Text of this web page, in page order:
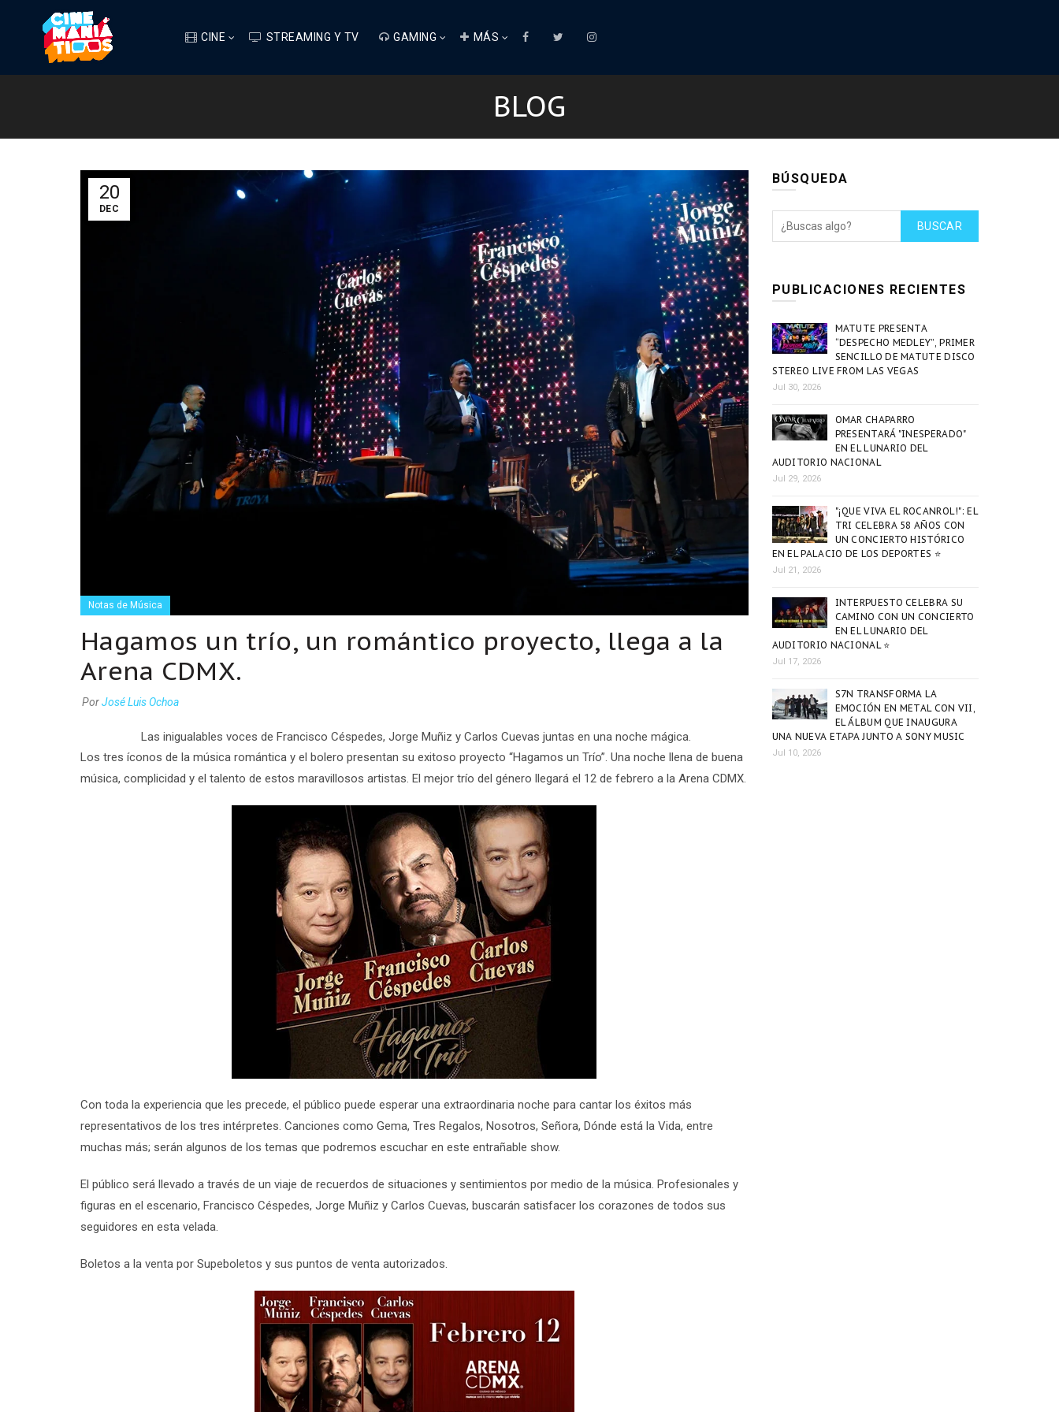
CINE STREAMING Y TV GAMING MÁS
BLOG
20
DEC
Notas de Música
Hagamos un trío, un romántico proyecto, llega a la
Arena CDMX.
PorJosé Luis Ochoa
Las inigualables voces de Francisco Céspedes, Jorge Muñiz y Carlos Cuevas juntas en una noche mágica.
Los tres íconos de la música romántica y el bolero presentan su exitoso proyecto “Hagamos un Trío”. Una noche llena de buena
música, complicidad y el talento de estos maravillosos artistas. El mejor trío del género llegará el 12 de febrero a la Arena CDMX.
Con toda la experiencia que les precede, el público puede esperar una extraordinaria noche para cantar los éxitos más
representativos de los tres intérpretes. Canciones como Gema, Tres Regalos, Nosotros, Señora, Dónde está la Vida, entre
muchas más; serán algunos de los temas que podremos escuchar en este entrañable show.
El público será llevado a través de un viaje de recuerdos de situaciones y sentimientos por medio de la música. Profesionales y
figuras en el escenario, Francisco Céspedes, Jorge Muñiz y Carlos Cuevas, buscarán satisfacer los corazones de todos sus
seguidores en esta velada.
Boletos a la venta por Supeboletos y sus puntos de venta autorizados.
BÚSQUEDA
BUSCAR
PUBLICACIONES RECIENTES
MATUTE PRESENTA
“DESPECHO MEDLEY”, PRIMER
SENCILLO DE MATUTE DISCO
STEREO LIVE FROM LAS VEGAS
Jul 30, 2026
OMAR CHAPARRO
PRESENTARÁ "INESPERADO"
EN EL LUNARIO DEL
AUDITORIO NACIONAL
Jul 29, 2026
"¡QUE VIVA EL ROCANROL!": EL
TRI CELEBRA 58 AÑOS CON
UN CONCIERTO HISTÓRICO
EN EL PALACIO DE LOS DEPORTES ⭐
Jul 21, 2026
INTERPUESTO CELEBRA SU
CAMINO CON UN CONCIERTO
EN EL LUNARIO DEL
AUDITORIO NACIONAL ⭐
Jul 17, 2026
S7N TRANSFORMA LA
EMOCIÓN EN METAL CON VII,
EL ÁLBUM QUE INAUGURA
UNA NUEVA ETAPA JUNTO A SONY MUSIC
Jul 10, 2026